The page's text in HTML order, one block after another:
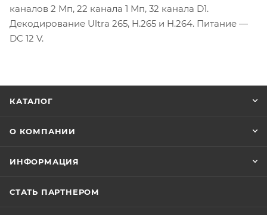
каналов 2 Мп, 22 канала 1 Мп, 32 канала D1.
Декодирование Ultra 265, H.265 и H.264. Питание —
DC 12 V.
КАТАЛОГ
О КОМПАНИИ
ИНФОРМАЦИЯ
СТАТЬ ПАРТНЕРОМ